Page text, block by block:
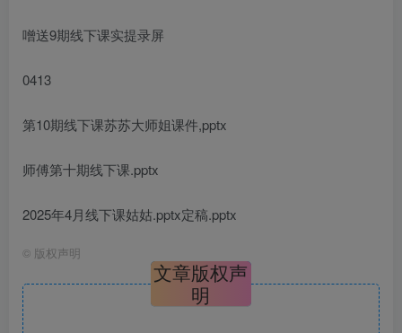
噌送9期线下课实提录屏
0413
第10期线下课苏苏大师姐课件,pptx
师傅第十期线下课.pptx
2025年4月线下课姑姑.pptx定稿.pptx
© 版权声明
文章版权声
明